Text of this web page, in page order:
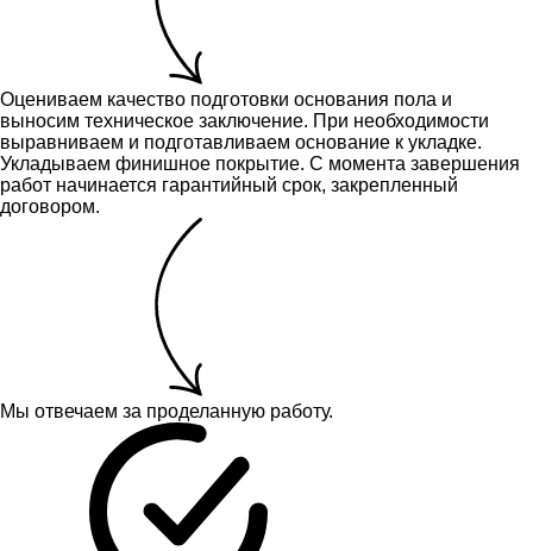
Оцениваем качество подготовки основания пола и
выносим техническое заключение. При необходимости
выравниваем и подготавливаем основание к укладке.
Укладываем финишное покрытие. С момента завершения
работ начинается гарантийный срок, закрепленный
договором.
Мы отвечаем за проделанную работу.